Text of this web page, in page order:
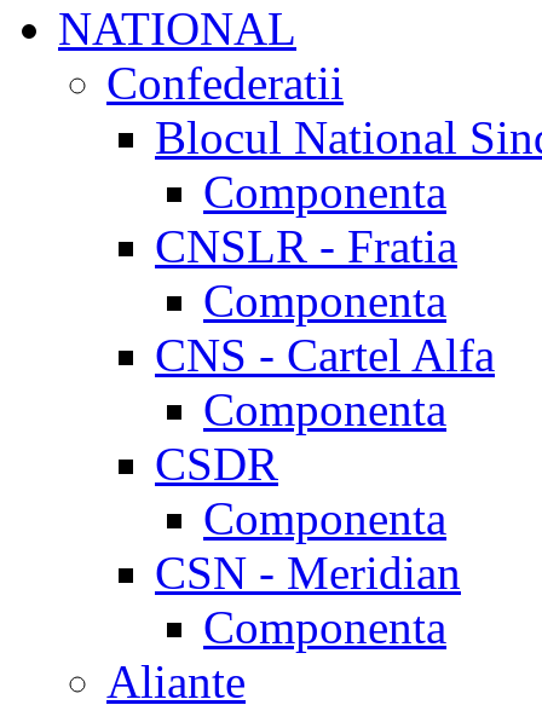
NATIONAL
Confederatii
Blocul National
Componenta
CNSLR - Fratia
Componenta
CNS - Cartel Alfa
Componenta
CSDR
Componenta
CSN - Meridian
Componenta
Aliante